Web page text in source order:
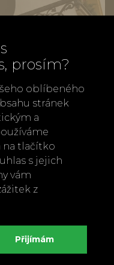
915
prosím?
oblíbeného
stránek
a
na tlačítko
s jejich
vám
z
Přijímám